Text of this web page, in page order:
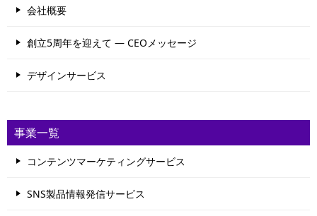
会社概要
創立5周年を迎えて ― CEOメッセージ
デザインサービス
事業一覧
コンテンツマーケティングサービス
SNS製品情報発信サービス